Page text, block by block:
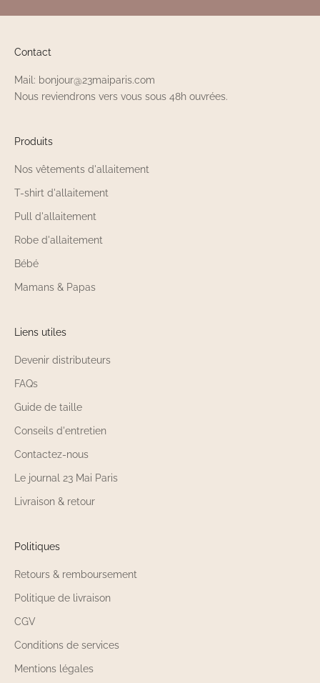
Contact
Mail: bonjour@23maiparis.com
Nous reviendrons vers vous sous 48h ouvrées.
Produits
Nos vêtements d'allaitement
T-shirt d'allaitement
Pull d'allaitement
Robe d'allaitement
Bébé
Mamans & Papas
Liens utiles
Devenir distributeurs
FAQs
Guide de taille
Conseils d'entretien
Contactez-nous
Le journal 23 Mai Paris
Livraison & retour
Politiques
Retours & remboursement
Politique de livraison
CGV
Conditions de services
Mentions légales